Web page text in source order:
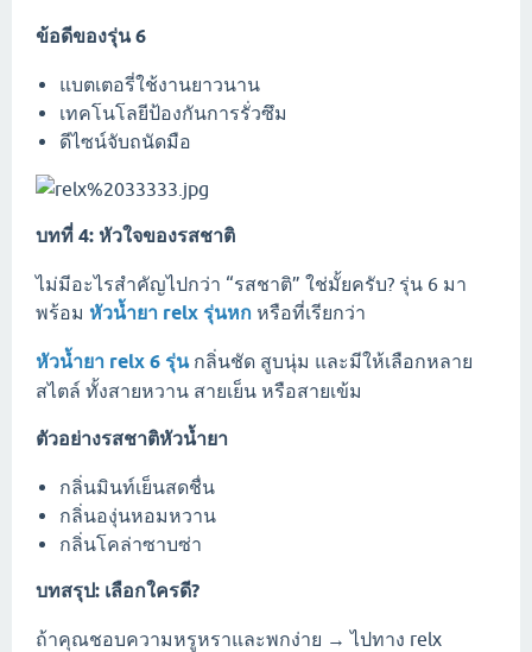
ข้อดีของรุ่น 6
แบตเตอรี่ใช้งานยาวนาน
เทคโนโลยีป้องกันการรั่วซึม
ดีไซน์จับถนัดมือ
บทที่ 4: หัวใจของรสชาติ
ไม่มีอะไรสำคัญไปกว่า “รสชาติ” ใช่มั้ยครับ? รุ่น 6 มา
พร้อม หัวน้ำยา relx รุ่นหก หรือที่เรียกว่า
หัวน้ำยา relx 6 รุ่นกลิ่นชัด สูบนุ่ม และมีให้เลือกหลาย
สไตล์ ทั้งสายหวาน สายเย็น หรือสายเข้ม
ตัวอย่างรสชาติหัวน้ำยา
กลิ่นมินท์เย็นสดชื่น
กลิ่นองุ่นหอมหวาน
กลิ่นโคล่าซาบซ่า
บทสรุป: เลือกใครดี?
ถ้าคุณชอบความหรูหราและพกง่าย → ไปทาง relx